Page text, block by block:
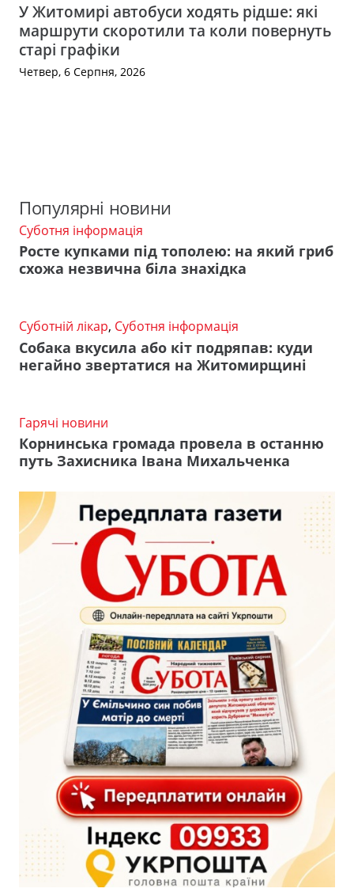
У Житомирі автобуси ходять рідше: які
маршрути скоротили та коли повернуть
старі графіки
Четвер, 6 Серпня, 2026
Популярні новини
Суботня інформація
Росте купками під тополею: на який гриб
схожа незвична біла знахідка
Суботній лікар, Суботня інформація
Собака вкусила або кіт подряпав: куди
негайно звертатися на Житомирщині
Гарячі новини
Корнинська громада провела в останню
путь Захисника Івана Михальченка